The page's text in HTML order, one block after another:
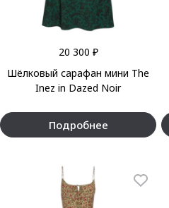
20 300 ₽
Шёлковый сарафан мини The
Inez in Dazed Noir
Подробнее